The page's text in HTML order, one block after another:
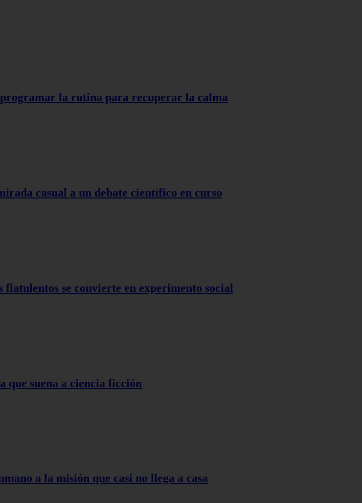
la rutina para recuperar la calma
casual a un debate científico en curso
se convierte en experimento social
que suena a ciencia ficción
a la misión que casi no llega a casa